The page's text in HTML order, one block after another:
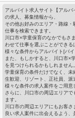
アルバイト求人サイト【アル
の求人、募集情報から、
その他お好みのエリア・路線
仕事を検索できます。
川口市×学童保育のなかでもさ
わせて仕事を選ぶことができる
様々な条件からアルバイト[バ
また、もしかすると、川口市×
を見つけられるかもしれません。
学童保育の条件だけでなく、
生歓迎、リゾート、正社員、派
様々な条件の求人案件をご用意
さらに、川口市の周辺エリア
ます。
川口市の周辺エリアにもお客
良い求人案件に出会えるよう、